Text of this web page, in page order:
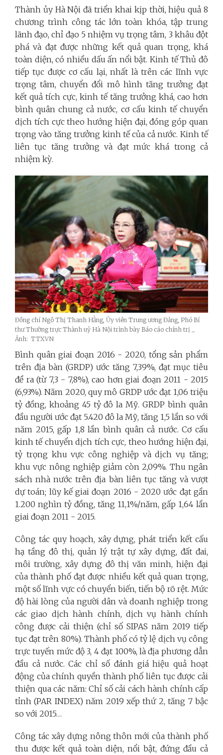
Thành ủy Hà Nội đã triển khai kịp thời, hiệu quả 8
chương trình công tác lớn toàn khóa, tập trung
lãnh đạo, chỉ đạo 5 nhiệm vụ trọng tâm, 3 khâu đột
phá và đạt được những kết quả quan trọng, khá
toàn diện, có nhiều dấu ấn nổi bật. Kinh tế Thủ đô
tiếp tục được cơ cấu lại, nhất là trên các lĩnh vực
trọng tâm, chuyển đổi mô hình tăng trưởng đạt
kết quả tích cực, kinh tế tăng trưởng khá, cao hơn
bình quân chung cả nước, cơ cấu kinh tế chuyển
dịch tích cực theo hướng hiện đại, đóng góp quan
trọng vào tăng trưởng kinh tế của cả nước. Kinh tế
liên tục tăng trưởng và đạt mức khá trong cả
nhiệm kỳ.
Đồng chí Ngô Thị Thanh Hằng, Ủy viên Trung ương Đảng, Phó Bí
thư Thường trực Thành uỷ Hà Nội trình bày Báo cáo chính trị _
Ảnh: TTXVN
Bình quân giai đoạn 2016 - 2020, tổng sản phẩm
trên địa bàn (GRDP) ước tăng 7,39%, đạt mục tiêu
đề ra (từ 7,3 - 7,8%), cao hơn giai đoạn 2011 - 2015
(6,93%). Năm 2020, quy mô GRDP ước đạt 1,06 triệu
tỷ đồng, khoảng 45 tỷ đô la Mỹ. GRDP bình quân
đầu người ước đạt 5.420 đô la Mỹ, tăng 1,5 lần so với
năm 2015, gấp 1,8 lần bình quân cả nước. Cơ cấu
kinh tế chuyển dịch tích cực, theo hướng hiện đại,
tỷ trọng khu vực công nghiệp và dịch vụ tăng;
khu vực nông nghiệp giảm còn 2,09%. Thu ngân
sách nhà nước trên địa bàn liên tục tăng và vượt
dự toán; lũy kế giai đoạn 2016 - 2020 ước đạt gần
1.200 nghìn tỷ đồng, tăng 11,1%/năm, gấp 1,64 lần
giai đoạn 2011 - 2015.
Công tác quy hoạch, xây dựng, phát triển kết cấu
hạ tầng đô thị, quản lý trật tự xây dựng, đất đai,
môi trường, xây dựng đô thị văn minh, hiện đại
của thành phố đạt được nhiều kết quả quan trọng,
một số lĩnh vực có chuyển biến, tiến bộ rõ rệt. Mức
độ hài lòng của người dân và doanh nghiệp trong
các giao dịch hành chính, dịch vụ hành chính
công được cải thiện (chỉ số SIPAS năm 2019 tiếp
tục đạt trên 80%). Thành phố có tỷ lệ dịch vụ công
trực tuyến mức độ 3, 4 đạt 100%, là địa phương dẫn
đầu cả nước. Các chỉ số đánh giá hiệu quả hoạt
động của chính quyền thành phố liên tục được cải
thiện qua các năm: Chỉ số cải cách hành chính cấp
tỉnh (PAR INDEX) năm 2019 xếp thứ 2, tăng 7 bậc
so với 2015…
Công tác xây dựng nông thôn mới của thành phố
thu được kết quả toàn diện, nổi bật, đứng đầu cả